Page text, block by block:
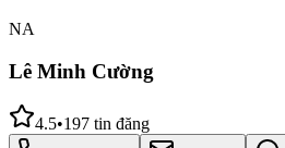
NA
Lê Minh Cường
4.5•197 tin đăng